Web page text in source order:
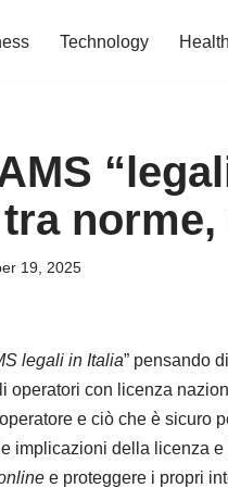
Technology
19, 2025
legali in Italia” pensando
operatori con licenza
e ciò che è sicuro
implicazioni della licenza
e proteggere i propri